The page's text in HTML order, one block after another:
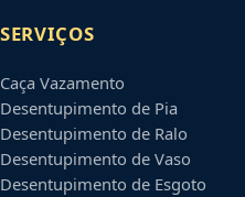
SERVIÇOS
Caça Vazamento
Desentupimento de Pia
Desentupimento de Ralo
Desentupimento de Vaso
Desentupimento de Esgoto